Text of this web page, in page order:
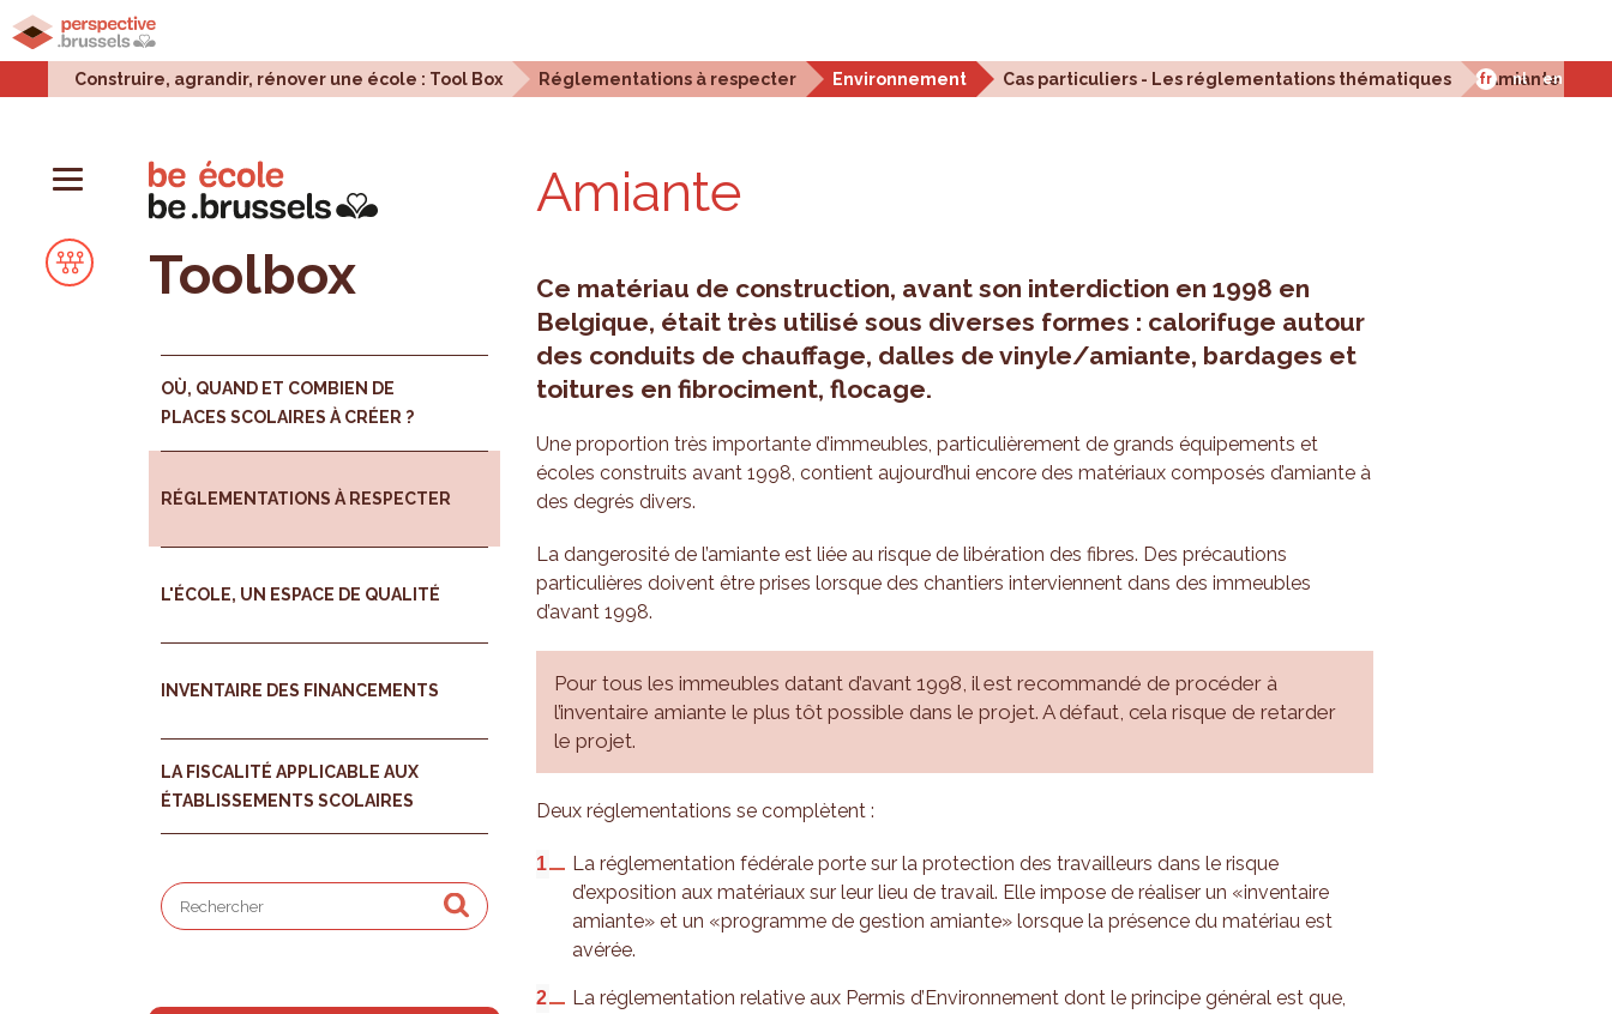
Accueil Projets urbains
Construire, agrandir, rénover une école : Tool Box Réglementations à respecter Environnement Cas particuliers - Les réglementations thématiques Amiante
fr nl en
Toolbox
OÙ, QUAND ET COMBIEN DE
PLACES SCOLAIRES À CRÉER ?
RÉGLEMENTATIONS À RESPECTER
L'ÉCOLE, UN ESPACE DE QUALITÉ
INVENTAIRE DES FINANCEMENTS
LA FISCALITÉ APPLICABLE AUX
ÉTABLISSEMENTS SCOLAIRES
Amiante
Ce matériau de construction, avant son interdiction en 1998 en
Belgique, était très utilisé sous diverses formes : calorifuge autour
des conduits de chauffage, dalles de vinyle/amiante, bardages et
toitures en fibrociment, flocage.
Une proportion très importante d’immeubles, particulièrement de grands équipements et
écoles construits avant 1998, contient aujourd’hui encore des matériaux composés d’amiante à
des degrés divers.
La dangerosité de l’amiante est liée au risque de libération des fibres. Des précautions
particulières doivent être prises lorsque des chantiers interviennent dans des immeubles
d’avant 1998.
Pour tous les immeubles datant d’avant 1998, il est recommandé de procéder à
l’inventaire amiante le plus tôt possible dans le projet. A défaut, cela risque de retarder
le projet.
Deux réglementations se complètent :
La réglementation fédérale porte sur la protection des travailleurs dans le risque
d’exposition aux matériaux sur leur lieu de travail. Elle impose de réaliser un «inventaire
amiante» et un «programme de gestion amiante» lorsque la présence du matériau est
avérée.
La réglementation relative aux Permis d’Environnement dont le principe général est que,